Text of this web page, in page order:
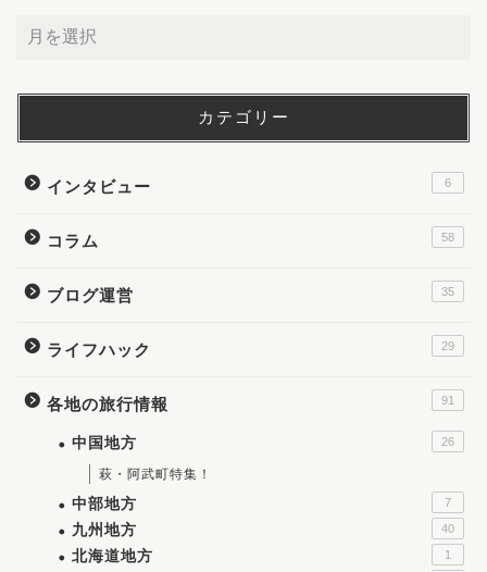
カテゴリー
インタビュー 6
コラム 58
ブログ運営 35
ライフハック 29
各地の旅行情報 91
中国地方 26
萩・阿武町特集！
中部地方 7
九州地方 40
北海道地方 1